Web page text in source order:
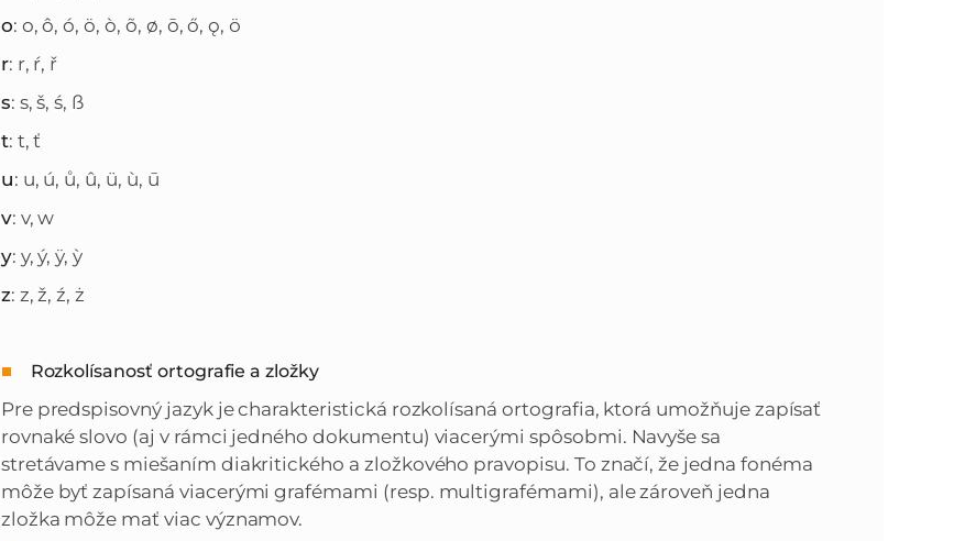
o: o, ô, ó, ö, ò, õ, ø, ō, ő, ǫ, ӧ
r: r, ŕ, ř
s: s, š, ś, ß
t: t, ť
u: u, ú, ů, û, ü, ù, ū
v: v, w
y: y, ý, ÿ, ỳ
z: z, ž, ź, ż
Rozkolísanosť ortografie a zložky
Pre predspisovný jazyk je charakteristická rozkolísaná ortografia, ktorá umožňuje zapísať
rovnaké slovo (aj v rámci jedného dokumentu) viacerými spôsobmi. Navyše sa
stretávame s miešaním diakritického a zložkového pravopisu. To značí, že jedna fonéma
môže byť zapísaná viacerými grafémami (resp. multigrafémami), ale zároveň jedna
zložka môže mať viac významov.